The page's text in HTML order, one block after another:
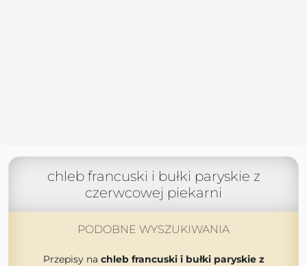
chleb francuski i bułki paryskie z
czerwcowej piekarni
PODOBNE WYSZUKIWANIA
Przepisy na chleb francuski i bułki paryskie z